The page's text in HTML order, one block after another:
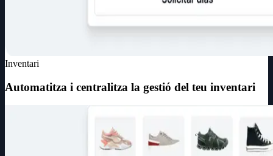
Inventari
Automatitza i centralitza la gestió del teu inventari